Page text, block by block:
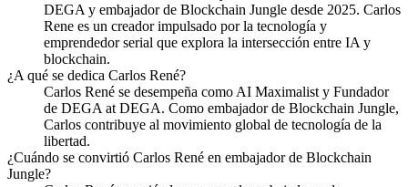
DEGA y embajador de Blockchain Jungle desde 2025. Carlos
Rene es un creador impulsado por la tecnología y
emprendedor serial que explora la intersección entre IA y
blockchain.
¿A qué se dedica Carlos René?
Carlos René se desempeña como AI Maximalist y Fundador
de DEGA at DEGA. Como embajador de Blockchain Jungle,
Carlos contribuye al movimiento global de tecnología de la
libertad.
¿Cuándo se convirtió Carlos René en embajador de Blockchain
Jungle?